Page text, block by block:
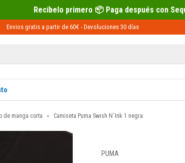
primero 📦 Paga después con Sequra 💶
Envios gratis a partir de 60€ - Devoluciones 30 días
de manga corta Camiseta Puma Swish N´Ink 1 negra
PUMA